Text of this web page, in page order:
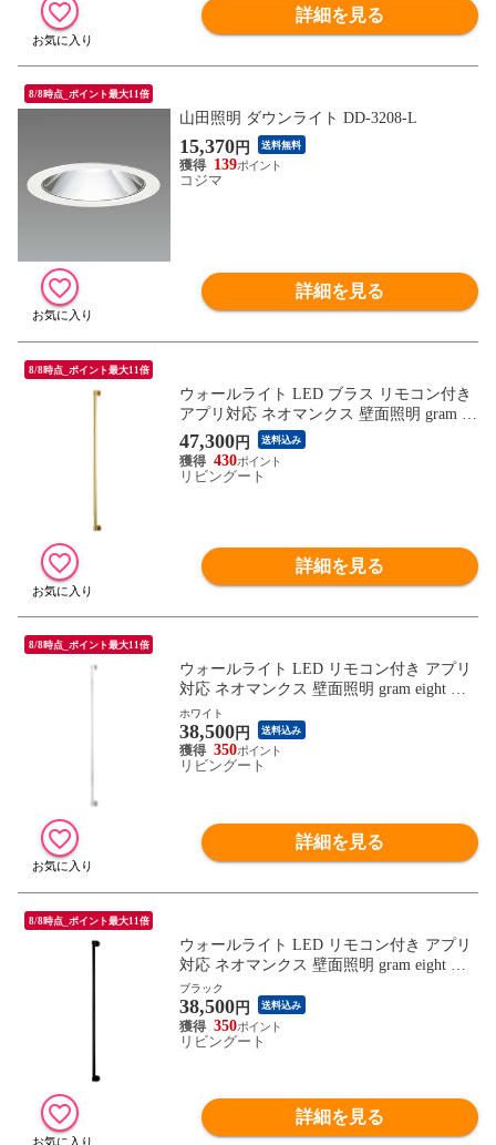
詳細を見る
8/8時点_ポイント最大11倍
山田照明 ダウンライト DD-3208-L
15,370円 送料無料
139
コジマ
詳細を見る
8/8時点_ポイント最大11倍
ウォールライト LED ブラス リモコン付き
アプリ対応 ネオマンクス 壁面照明 gram ei
ght グラムエイト （ 壁付け 間接照明 バー
ライト 照明器具 縦 横 調光 調色 壁掛けラ
イト フロアライト リビング 階段 おしゃれ
47,300円 送料込み
430
リビングート
詳細を見る
8/8時点_ポイント最大11倍
ウォールライト LED リモコン付き アプリ
対応 ネオマンクス 壁面照明 gram eight グ
ラムエイト （ 壁付け 間接照明 バーライト
照明器具 縦 横 調光 調色 壁掛けライト フ
ロアライト リビング 階段 洗面所 おしゃれ
） 【ホワイト】
ホワイト
38,500円 送料込み
350
リビングート
詳細を見る
8/8時点_ポイント最大11倍
ウォールライト LED リモコン付き アプリ
対応 ネオマンクス 壁面照明 gram eight グ
ラムエイト （ 壁付け 間接照明 バーライト
照明器具 縦 横 調光 調色 壁掛けライト フ
ロアライト リビング 階段 洗面所 おしゃれ
） 【ブラック】
ブラック
38,500円 送料込み
350
リビングート
詳細を見る